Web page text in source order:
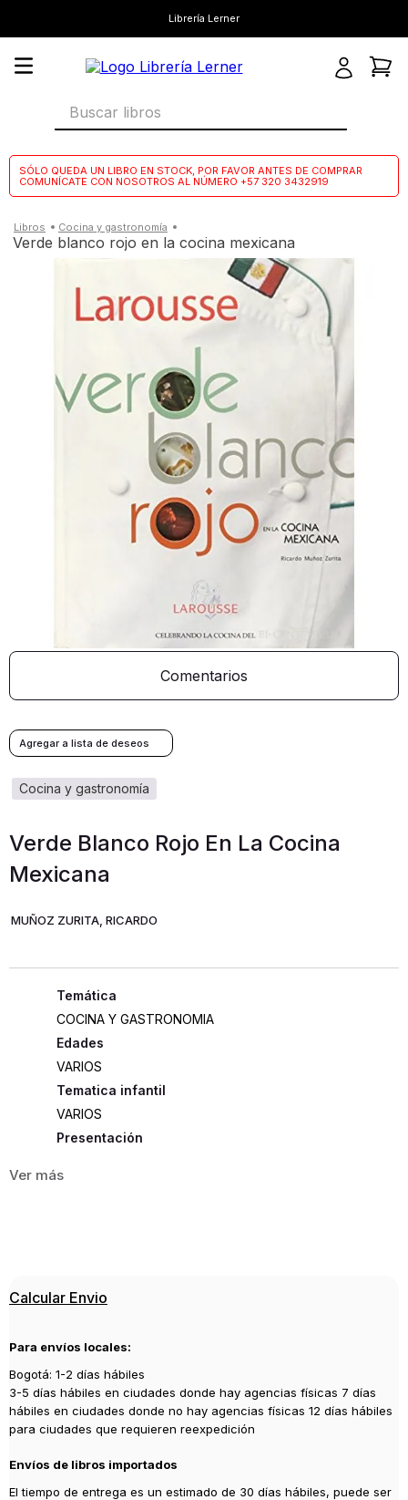
Librería Lerner
Buscar libros
SÓLO QUEDA UN LIBRO EN STOCK, POR FAVOR ANTES DE COMPRAR
COMUNÍCATE CON NOSOTROS AL NÚMERO +57 320 3432919
cocina y gastronomía
verde blanco rojo en la cocina mexicana
Comentarios
cocina y gastronomía
Verde Blanco Rojo En La Cocina
Mexicana
MUÑOZ ZURITA, RICARDO
COCINA Y GASTRONOMIA
Edades
VARIOS
Tematica infantil
VARIOS
Presentación
LAROUSSE
2010
Calcular Envio
Para envíos locales:
Bogotá: 1-2 días hábiles
3-5 días hábiles en ciudades donde hay agencias físicas 7 días
hábiles en ciudades donde no hay agencias físicas 12 días hábiles
para ciudades que requieren reexpedición
Envíos de libros importados
El tiempo de entrega es un estimado de 30 días hábiles, puede ser